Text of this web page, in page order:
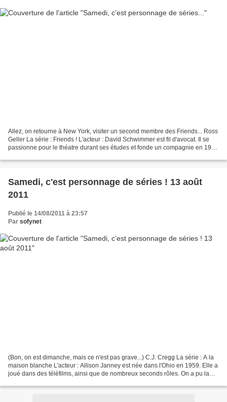
Allez, on retourne à New York, visiter un second membre des Friends... Ross
Geller La série : Friends ! L'acteur : David Schwimmer est fil d'avocat. Il se
passionne pour le théatre durant ses études et fonde un compagnie en 1988
Samedi, c'est personnage de séries ! 13 août
2011
Publié le 14/08/2011 à 23:57
Par sofynet
(Bon, on est dimanche, mais ce n'est pas grave...) C.J. Cregg La série : A la
maison blanche L'acteur : Allison Janney est née dans l'Ohio en 1959. Elle a
joué dans des téléfilms, ainsi que de nombreux seconds rôles. On a pu la